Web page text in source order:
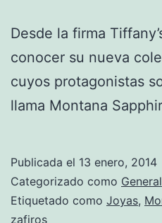
Desde la firma
conocer su nueva
cuyos protagonistas
llama Montana
Publicada el 13 enero, 2014
Categorizado como General
Etiquetado como Joyas,
zafiros